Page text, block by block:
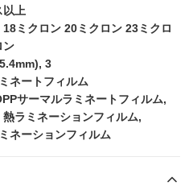
以上
18ミクロン 20ミクロン 23ミクロ
ン
3
ネートフィルム
サーマルラミネートフィルム,
ラミネーションフィルム,
ネーションフィルム